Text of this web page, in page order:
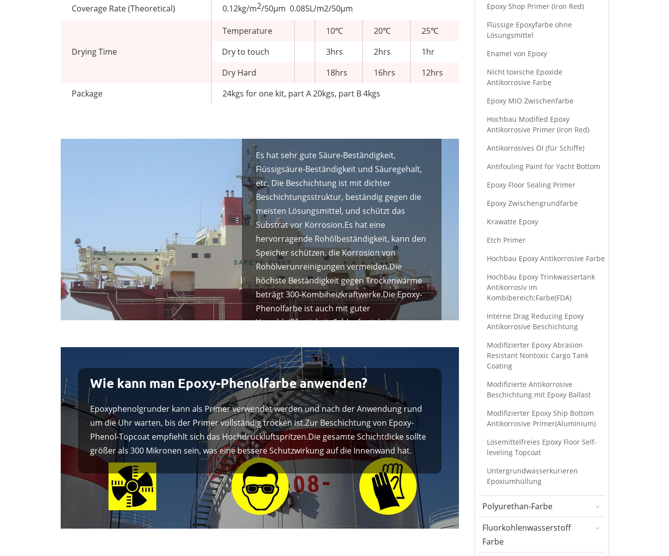
Coverage Rate (Theoretical)
0.12kg/m2/50μm 0.085L/m2/50μm
Drying Time
Temperature 10℃ 20℃
25℃
Dry to touch
3hrs 2hrs
1hr
Dry Hard
18hrs 16hrs
12hrs
Package
24kgs for one kit, part A 20kgs, part B 4kgs
Es hat sehr gute Säure-Beständigkeit,
Flüssigsäure-Beständigkeit und Säuregehalt,
etc. Die Beschichtung ist mit dichter
Beschichtungsstruktur, beständig gegen die
meisten Lösungsmittel, und schützt das
Substrat vor Korrosion.Es hat eine
hervorragende Rohölbeständigkeit, kann den
Speicher schützen, die Korrosion von
Rohölverunreinigungen vermeiden.Die
höchste Beständigkeit gegen Trockenwärme
beträgt 300-Kombiheizkraftwerke.Die Epoxy-
Phenolfarbe ist auch mit guter
Verschleißfestigkeit, Schlagfestigkeit,
Wie kann man Epoxy-Phenolfarbe anwenden?
Epoxyphenolgrunder kann als Primer verwendet werden und nach der Anwendung rund
um die Uhr warten, bis der Primer vollständig trocken ist.Zur Beschichtung von Epoxy-
Phenol-Topcoat empfiehlt sich das Hochdruckluftspritzen.Die gesamte Schichtdicke sollte
größer als 300 Mikronen sein, was eine bessere Schutzwirkung auf die Innenwand hat.
Epoxy Shop Primer (Iron Red)
Flüssige Epoxyfarbe ohne
Lösungsmittel
Enamel von Epoxy
Nicht toxische Epoxide
Antikorrosive Farbe
Epoxy MIO Zwischenfarbe
Hochbau Modified Epoxy
Antikorrosive Primer (Iron Red)
Antikorrosives Öl (für Schiffe)
Antifouling Paint for Yacht Bottom
Epoxy Floor Sealing Primer
Epoxy Zwischengrundfarbe
Krawatte Epoxy
Etch Primer
Hochbau Epoxy Antikorrosive Farbe
Hochbau Epoxy Trinkwassertank
Antikorrosiv im
Kombibereich;Farbe(FDA)
Interne Drag Reducing Epoxy
Antikorrosive Beschichtung
Modifizierter Epoxy Abrasion
Resistant Nontoxic Cargo Tank
Coating
Modifizierte Antikorrosive
Beschichtung mit Epoxy Ballast
Modifizierter Epoxy Ship Bottom
Antikorrosive Primer(Aluminium)
Lösemittelfreies Epoxy Floor Self-
leveling Topcoat
Untergrundwasserkurieren
Epoxiumhüllung
Polyurethan-Farbe
Fluorkohlenwasserstoff
Farbe